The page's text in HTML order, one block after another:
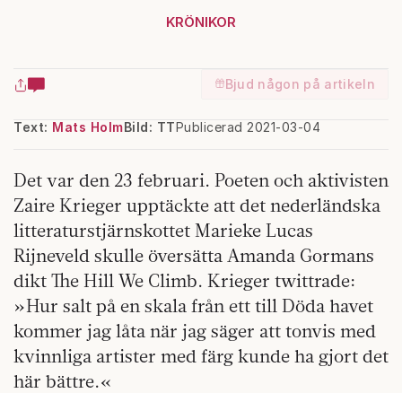
KRÖNIKOR
Bjud någon på artikeln
Text: Mats Holm Publicerad 2021-03-04
Bild: TT
Det var den 23 februari. Poeten och aktivisten
Zaire Krieger upptäckte att det nederländska
litteraturstjärnskottet Marieke Lucas
Rijneveld skulle översätta Amanda Gormans
dikt The Hill We Climb. Krieger twittrade:
»Hur salt på en skala från ett till Döda havet
kommer jag låta när jag säger att tonvis med
kvinnliga artister med färg kunde ha gjort det
här bättre.«